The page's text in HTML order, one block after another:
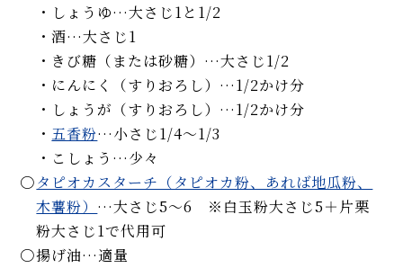
・しょうゆ…大さじ1と1/2
・酒…大さじ1
・きび糖（または砂糖）…大さじ1/2
・にんにく（すりおろし）…1/2かけ分
・しょうが（すりおろし）…1/2かけ分
・五香粉…小さじ1/4～1/3
・こしょう…少々
タピオカスターチ（タピオカ粉、あれば地瓜粉、
木薯粉） …大さじ5～6 ※白玉粉大さじ5＋片栗
粉大さじ1で代用可
揚げ油…適量